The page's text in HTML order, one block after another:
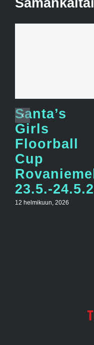
Santa’s
Girls
Floorball
Cup
23.5.-
12 helmikuun, 2026